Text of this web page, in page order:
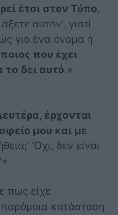
έτσι στον Τύπο,
αυτόν’, γιατί
για ένα όνομα ή
που έχει
το δει αυτό.«
έρχονται
μου και με
‘Όχι, δεν είναι
πως είχε
παρόμοια κατάσταση